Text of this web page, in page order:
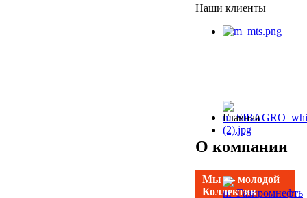
Наши клиенты
Главная
О компании
Мы — молодой
Коллектив